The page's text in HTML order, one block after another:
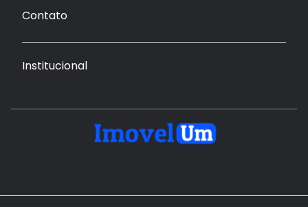
Contato
Institucional